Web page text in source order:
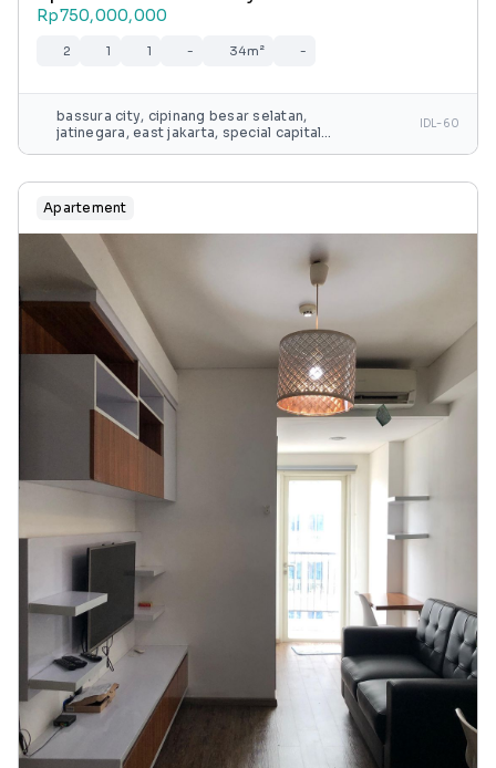
Rp750,000,000
2 1 1 - 34m² -
bassura city, cipinang besar selatan,
jatinegara, east jakarta, special capital
IDL-60
Apartement